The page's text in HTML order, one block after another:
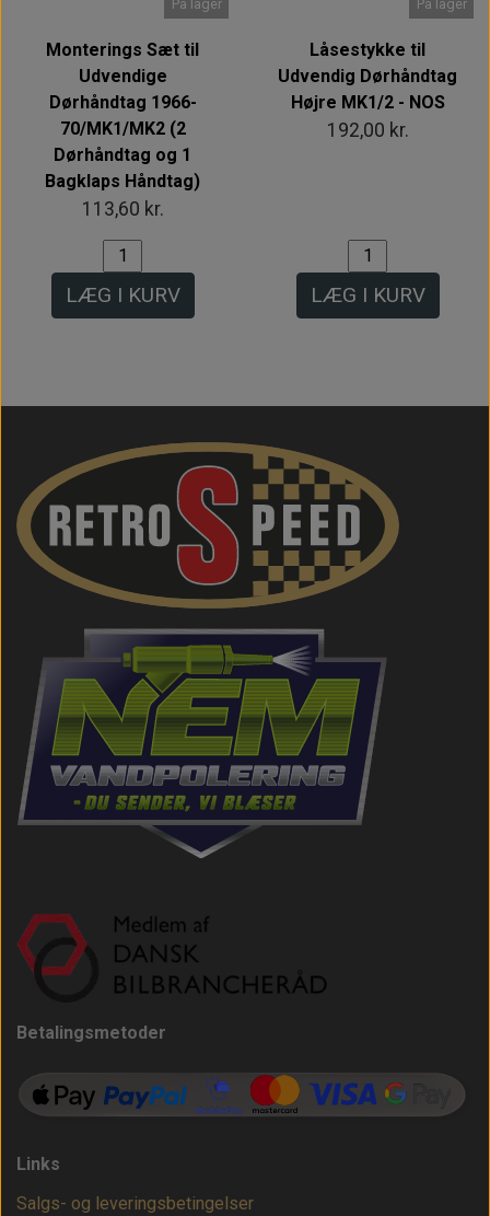
På lager
Monterings Sæt til
Udvendige
Dørhåndtag 1966-
70/MK1/MK2 (2
Dørhåndtag og 1
Bagklaps Håndtag)
113,60 kr.
LÆG I KURV
På lager
Låsestykke til
Udvendig Dørhåndtag
Højre MK1/2 - NOS
192,00 kr.
LÆG I KURV
Betalingsmetoder
Links
Salgs- og leveringsbetingelser